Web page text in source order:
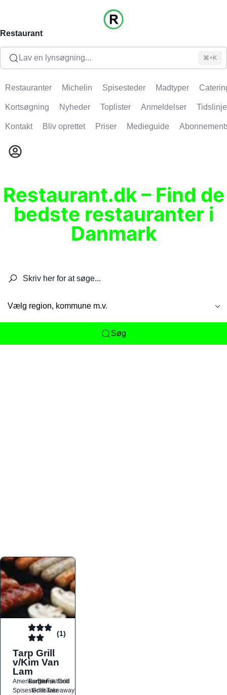
Restaurant
Lav en lynsøgning... ⌘+K
Restauranter Michelin Spisesteder Madtyper
Kortsøgning Nyheder Toplister Anmeldelser Tidslinje
Kontakt Bliv oprettet Priser Medieguide
Restaurant.dk – Find de
bedste restauranter i
Danmark
Vælg region, kommune m.v.
Søg
(1)
Tarp Grill
v/Kim Van
Lam
Amerikansk
BurgerDanskFastfood
Grill
SpisestederGrillbarerTakeaway